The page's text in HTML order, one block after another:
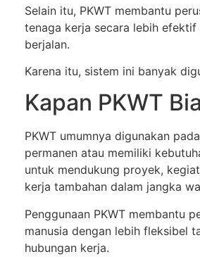
Selain itu, PKWT membantu
tenaga kerja secara lebih
berjalan.
Karena itu, sistem ini banyak
Kapan PKWT
PKWT umumnya digunakan
permanen atau memiliki
untuk mendukung proyek,
kerja tambahan dalam jangka
Penggunaan PKWT membantu
manusia dengan lebih fleksibel
hubungan kerja.